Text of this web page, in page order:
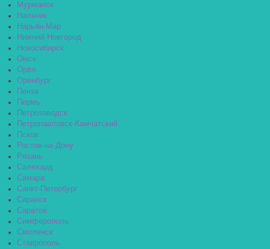
Мурманск
Нальчик
Нарьян-Мар
Нижний Новгород
Новосибирск
Омск
Орёл
Оренбург
Пенза
Пермь
Петрозаводск
Петропавловск-Камчатский
Псков
Ростов-на-Дону
Рязань
Салехард
Самара
Санкт-Петербург
Саранск
Саратов
Симферополь
Смоленск
Ставрополь